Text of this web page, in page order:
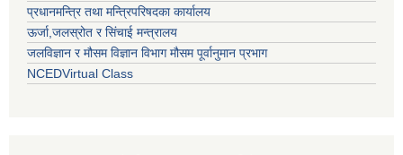
प्रधानमन्त्रि तथा मन्त्रिपरिषदका कार्यालय
ऊर्जा,जलस्रोत र सिंचाई मन्त्रालय
जलविज्ञान र मौसम विज्ञान विभाग मौसम पूर्वानुमान प्रभाग
NCEDVirtual Class